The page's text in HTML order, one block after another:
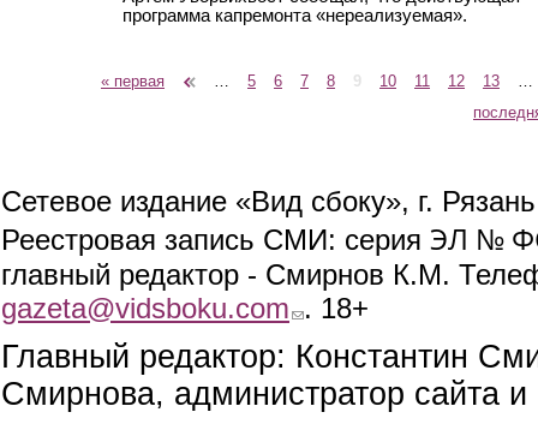
программа капремонта «нереализуемая».
« первая 5 6 7 8 9 10 11 12 13
Сетевое издание «Вид сбоку», г.
Реестровая запись СМИ: серия ЭЛ №
главный редактор - Смирнов К.М.
gazeta@vidsboku.com (link sends e-mail)
. 18+
Главный редактор: Константин
Смирнова, администратор сайта